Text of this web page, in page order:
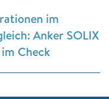
im
Anker SOLIX
Check